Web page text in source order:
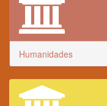
Humanidades